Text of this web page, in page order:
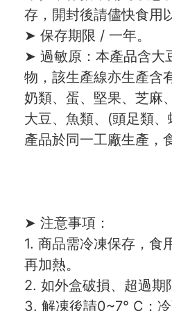
存，開封後請儘快食用
➤ 保存期限 / 一年。
➤ 過敏原：本產品含大
物，該生產線亦生產含
奶類、蛋、堅果、芝麻
大豆、魚類、(頭足類
產品於同一工廠生產，
➤ 注意事項：
1. 商品需冷凍保存，食
再加熱。
2. 如外盒破損、超過期
3. 解凍後請0~7° C；